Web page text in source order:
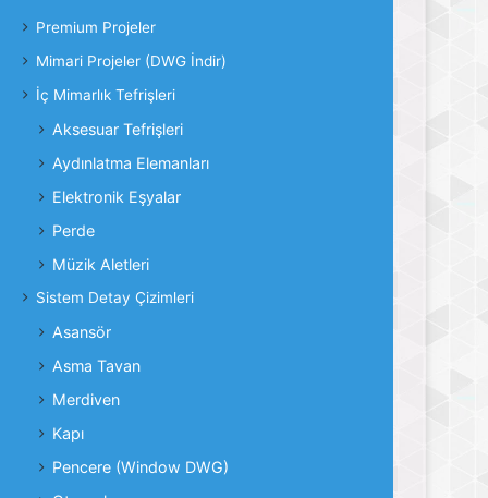
Premium Projeler
Mimari Projeler (DWG İndir)
İç Mimarlık Tefrişleri
Aksesuar Tefrişleri
Aydınlatma Elemanları
Elektronik Eşyalar
Perde
Müzik Aletleri
Sistem Detay Çizimleri
Asansör
Asma Tavan
Merdiven
Kapı
Pencere (Window DWG)